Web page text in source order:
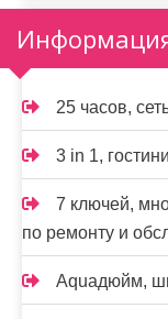
25 часов,
3 in 1,
7 ключей,
по ремонту и
Aquaдюйм,